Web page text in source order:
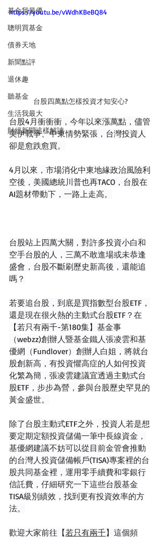
基金我最優
聰明買基金
債券天地
新聞點評
退休趣
聽基金
生活我最大
財經新聞這樣解讀
https://youtu.be/vWdhKBeBQ84
台股四萬點怎樣投資才知安心?
台股4月衝衝衝，今年以來漲萬點，儘管
美伊戰爭、中東情勢緊張，台灣投資人
卻是愈跌愈買。
4月以來，市場消化中東地緣政治風險利
空後，美國總統川普也再TACO，台股在
AI題材帶動下，一路上走高。
台股站上四萬大關，對許多投資小白和
空手台股的人，三萬不敢進場或未恭逢
盛會，台股不斷刷歷史新高後，還能追
嗎？
若要追台股，到底是買指數型台股ETF，
還是現在很火熱的主動式台股ETF？在
【若只有兩千-第180集】基金事
（webzz)創辦人暨基金鐵人張凌雲和基
優網（Fundlover）創辦人白姐，將就台
股創新高，有投資懼高症的人如何投資
化繁為簡，張凌雲建議宜透過主動式台
股ETF，步步為營，參與台股歷史罕見的
黃金盛世。
除了台股主動式ETF之外，投資人若是想
要定期定額投資儲備一筆中長線資金，
基優網建議不妨可以從目前金管會推動
的台灣人投資儲備帳戶(TISA)專案裡的台
股共同基金裡，運用零手續費和零銀行
信託費，仔細研究一下這些台股基金
TISA級別績效，找到更有投資效率的方
法。
歡迎大家前往【若只有兩千】這個頻